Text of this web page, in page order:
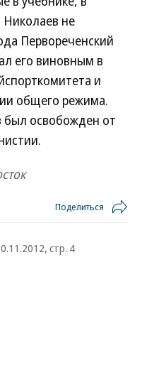
Николаев не
Первореченский
его виновным в
и
общего режима.
освобожден от
Поделиться
стр. 4